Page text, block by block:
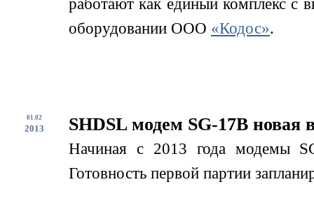
работают как единый комплекс с
оборудовании ООО «Кодос».
01.02
2013 SHDSL модем SG-17B
Начиная с 2013 года модемы
Готовность первой партии